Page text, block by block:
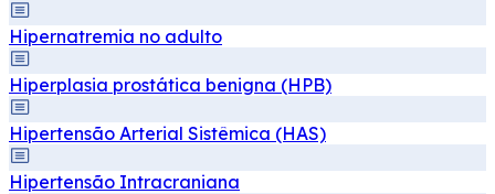
Hipernatremia no adulto
Hiperplasia prostática benigna (HPB)
Hipertensão Arterial Sistêmica (HAS)
Hipertensão Intracraniana